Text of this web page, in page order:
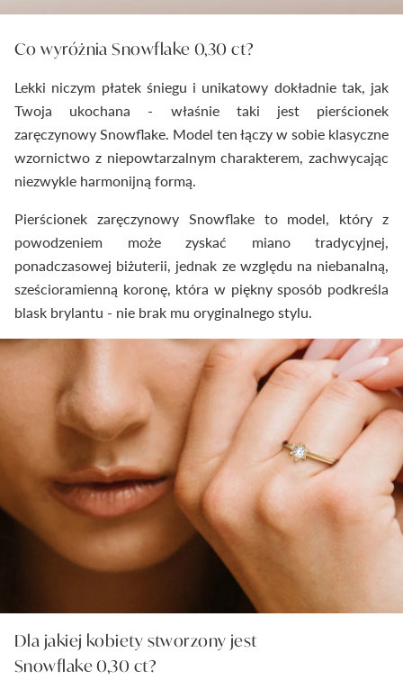
Co wyróżnia Snowflake 0,30 ct?
Lekki niczym płatek śniegu i unikatowy dokładnie tak, jak
Twoja ukochana - właśnie taki jest pierścionek
zaręczynowy Snowflake. Model ten łączy w sobie klasyczne
wzornictwo z niepowtarzalnym charakterem, zachwycając
niezwykle harmonijną formą.
Pierścionek zaręczynowy Snowflake to model, który z
powodzeniem może zyskać miano tradycyjnej,
ponadczasowej biżuterii, jednak ze względu na niebanalną,
sześcioramienną koronę, która w piękny sposób podkreśla
blask brylantu - nie brak mu oryginalnego stylu.
Dla jakiej kobiety stworzony jest
Snowflake 0,30 ct?